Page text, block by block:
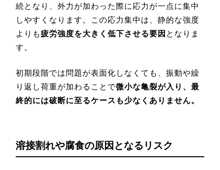
続となり、外力が加わった際に応力が一点に集中
しやすくなります。この応力集中は、静的な強度
よりも疲労強度を大きく低下させる要因 となりま
す。
初期段階では問題が表面化しなくても、振動や繰
り返し荷重が加わることで微小な亀裂が入り、最
終的には破断に至るケースも少なくありません。
溶接割れや腐食の原因となるリスク